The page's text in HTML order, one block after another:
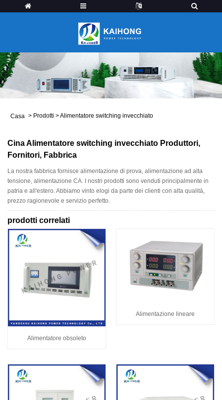
Casa > Prodotti >Alimentatore switching invecchiato
Cina Alimentatore switching invecchiato Produttori,
Fornitori, Fabbrica
La nostra fabbrica fornisce alimentazione di prova, alimentazione ad alta
tensione, alimentazione CA. I nostri prodotti sono venduti principalmente in
patria e all'estero. Abbiamo vinto elogi da parte dei clienti con alta qualità,
prezzo ragionevole e servizio perfetto.
prodotti correlati
Alimentatore obsoleto
Alimentazione lineare